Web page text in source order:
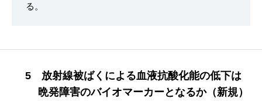
る。
5 放射線被ばくによる血液抗酸化能の低下は
晩発障害のバイオマーカーとなるか（新規）